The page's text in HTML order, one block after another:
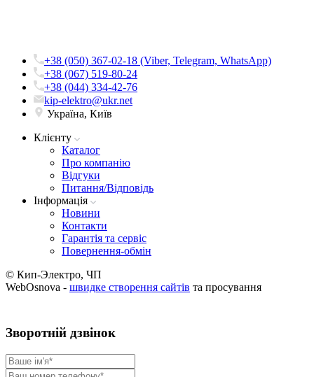
+38 (050) 367-02-18 (Viber, Telegram, WhatsApp)
+38 (067) 519-80-24
+38 (044) 334-42-76
kip-elektro@ukr.net
Україна, Київ
Клієнту
Каталог
Про компанію
Вiдгуки
Питання/Відповідь
Iнформацiя
Новини
Контакти
Гарантія та сервіс
Повернення-обмін
© Кип-Электро, ЧП
WebOsnova - швидке створення сайтів та просування
Зворотнiй дзвiнок